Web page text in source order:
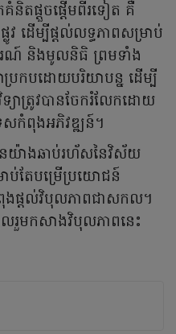
គំនិតផ្តួចផ្តើមពីរទៀត គឺ
វ ដើម្បីផ្តល់លទ្ធភាពសម្រាប់
រណ៍ និងមូលនិធិ ព្រមទាំង
ប្រកបដោយបរិយាបន្ន ដើម្បី
ទ្យាត្រូវបានចែករំលែកដោយ
កំពុងអភិវឌ្ឍន៍។
ើនយ៉ាងឆាប់រហ័សនៃវិស័យ
ប់តែបម្រើប្រយោជន៍
ងផ្តល់វិបុលភាពជាសកល។
លរួមកសាងវិបុលភាពនេះ